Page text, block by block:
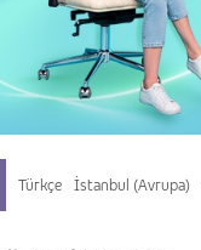
Türkçe İstanbul (Avrupa)